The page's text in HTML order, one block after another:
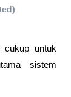
cukup untuk
sistem